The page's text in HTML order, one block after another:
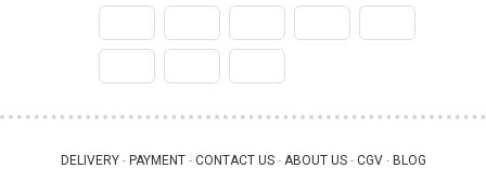
DELIVERY - PAYMENT - CONTACT US - ABOUT US - CGV - BLOG